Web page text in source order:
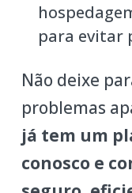
para evitar
Não deixe
problemas
já tem um
conosco e